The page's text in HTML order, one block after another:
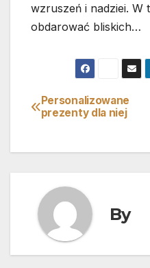
wzruszeń i nadziei. W
obdarować bliskich…
Nawigacja
Personalizowane
prezenty dla niej
By